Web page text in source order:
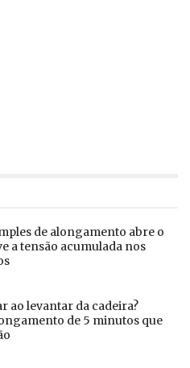
de alongamento abre o
a tensão acumulada nos
ao levantar da cadeira?
de 5 minutos que